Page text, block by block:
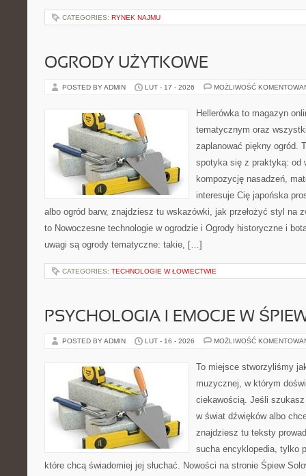
CATEGORIES: RYNEK NAJMU
OGRODY UŻYTKOWE
POSTED BY ADMIN LUT - 17 - 2026 MOŻLIWOŚĆ
Hellerówka to magazyn
tematycznym oraz
zaplanować piękny ogród.
spotyka się z praktyką: od
kompozycję nasadzeń,
interesuje Cię japońska
albo ogród barw, znajdziesz tu wskazówki, jak przełożyć styl na
to Nowoczesne technologie w ogrodzie i Ogrody historyczne i
uwagi są ogrody tematyczne: takie, […]
CATEGORIES: TECHNOLOGIE W ŁOWIECTWIE
PSYCHOLOGIA I EMOCJE W
POSTED BY ADMIN LUT - 16 - 2026 MOŻLIWOŚĆ
To miejsce stworzyliśmy
muzycznej, w którym
ciekawością. Jeśli
w świat dźwięków albo
znajdziesz tu teksty
sucha encyklopedia, tylko
które chcą świadomiej jej słuchać. Nowości na stronie Śpiew